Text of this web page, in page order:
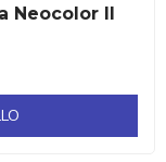
Neocolor II